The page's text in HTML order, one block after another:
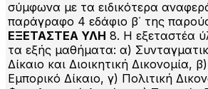
σύμφωνα με τα ειδικότερα
παράγραφο 4 εδάφιο β΄ της
ΕΞΕΤΑΣΤΕΑ ΥΛΗ 8. Η εξεταστέα
τα εξής μαθήματα: α)
Δίκαιο και Διοικητική Δικονομία,
Εμπορικό Δίκαιο, γ) Πολιτική